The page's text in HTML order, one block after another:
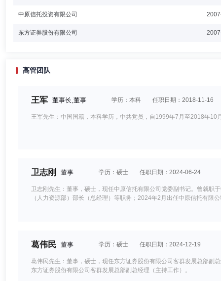
中原信托投资有限公司
东方证券股份有限公司
高管团队
王军 董事长,董事 学历：本科 任职日期：2018-11-16
王军先生：中国国籍，本科学历，中共党员，自1999年7月至2018年
卫志刚 董事 学历：硕士 任职日期：2024-06-24
卫志刚先生：董事，硕士，现任中原信托有限公司党委副书记。曾就职
（人力资源部）部长（总经理）等职务；2024年2月出任中原信托有限
葛伟民 董事 学历：硕士 任职日期：2024-12-19
葛伟民先生：董事，硕士，现任东方证券股份有限公司客群发展总部副
东方证券股份有限公司客群发展总部副总经理（主持工作）。